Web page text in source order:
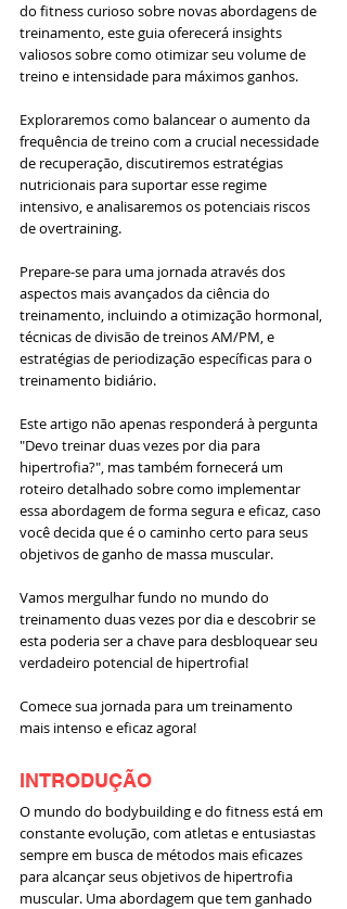
do fitness curioso sobre novas abordagens de
treinamento, este guia oferecerá insights
valiosos sobre como otimizar seu volume de
treino e intensidade para máximos ganhos.
Exploraremos como balancear o aumento da
frequência de treino com a crucial necessidade
de recuperação, discutiremos estratégias
nutricionais para suportar esse regime
intensivo, e analisaremos os potenciais riscos
de overtraining.
Prepare-se para uma jornada através dos
aspectos mais avançados da ciência do
treinamento, incluindo a otimização hormonal,
técnicas de divisão de treinos AM/PM, e
estratégias de periodização específicas para o
treinamento bidiário.
Este artigo não apenas responderá à pergunta
"Devo treinar duas vezes por dia para
hipertrofia?", mas também fornecerá um
roteiro detalhado sobre como implementar
essa abordagem de forma segura e eficaz, caso
você decida que é o caminho certo para seus
objetivos de ganho de massa muscular.
Vamos mergulhar fundo no mundo do
treinamento duas vezes por dia e descobrir se
esta poderia ser a chave para desbloquear seu
verdadeiro potencial de hipertrofia!
Comece sua jornada para um treinamento
mais intenso e eficaz agora!
INTRODUÇÃO
O mundo do bodybuilding e do fitness está em
constante evolução, com atletas e entusiastas
sempre em busca de métodos mais eficazes
para alcançar seus objetivos de hipertrofia
muscular. Uma abordagem que tem ganhado